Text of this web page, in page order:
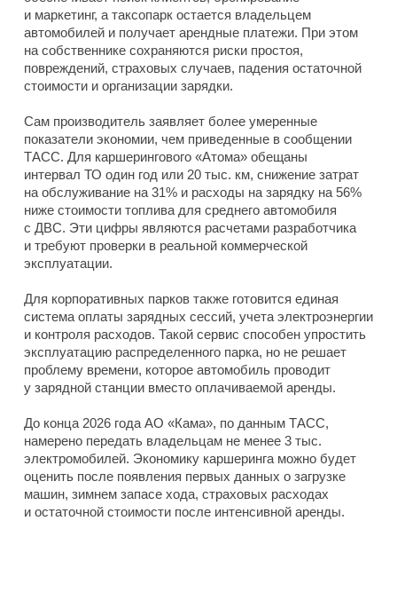
и маркетинг, а таксопарк остается владельцем
автомобилей и получает арендные платежи. При этом
на собственнике сохраняются риски простоя,
повреждений, страховых случаев, падения остаточной
стоимости и организации зарядки.
Сам производитель заявляет более умеренные
показатели экономии, чем приведенные в сообщении
ТАСС. Для каршерингового «Атома» обещаны
интервал ТО один год или 20 тыс. км, снижение затрат
на обслуживание на 31% и расходы на зарядку на 56%
ниже стоимости топлива для среднего автомобиля
с ДВС. Эти цифры являются расчетами разработчика
и требуют проверки в реальной коммерческой
эксплуатации.
Для корпоративных парков также готовится единая
система оплаты зарядных сессий, учета электроэнергии
и контроля расходов. Такой сервис способен упростить
эксплуатацию распределенного парка, но не решает
проблему времени, которое автомобиль проводит
у зарядной станции вместо оплачиваемой аренды.
До конца 2026 года АО «Кама», по данным ТАСС,
намерено передать владельцам не менее 3 тыс.
электромобилей. Экономику каршеринга можно будет
оценить после появления первых данных о загрузке
машин, зимнем запасе хода, страховых расходах
и остаточной стоимости после интенсивной аренды.